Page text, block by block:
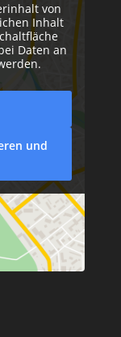
von
Inhalt
Daten an
und